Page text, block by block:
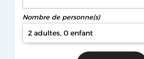
Nombre de personne(s)
2 adultes, 0 enfant